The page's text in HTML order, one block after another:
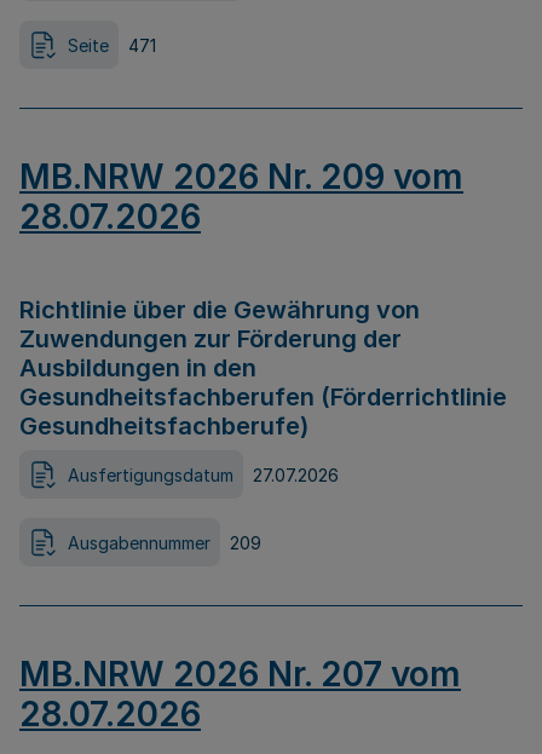
Seite 471
MB.NRW 2026 Nr. 209 vom
28.07.2026
Richtlinie über die Gewährung von
Zuwendungen zur Förderung der
Ausbildungen in den
Gesundheitsfachberufen (Förderrichtlinie
Gesundheitsfachberufe)
Ausfertigungsdatum 27.07.2026
Ausgabennummer 209
MB.NRW 2026 Nr. 207 vom
28.07.2026